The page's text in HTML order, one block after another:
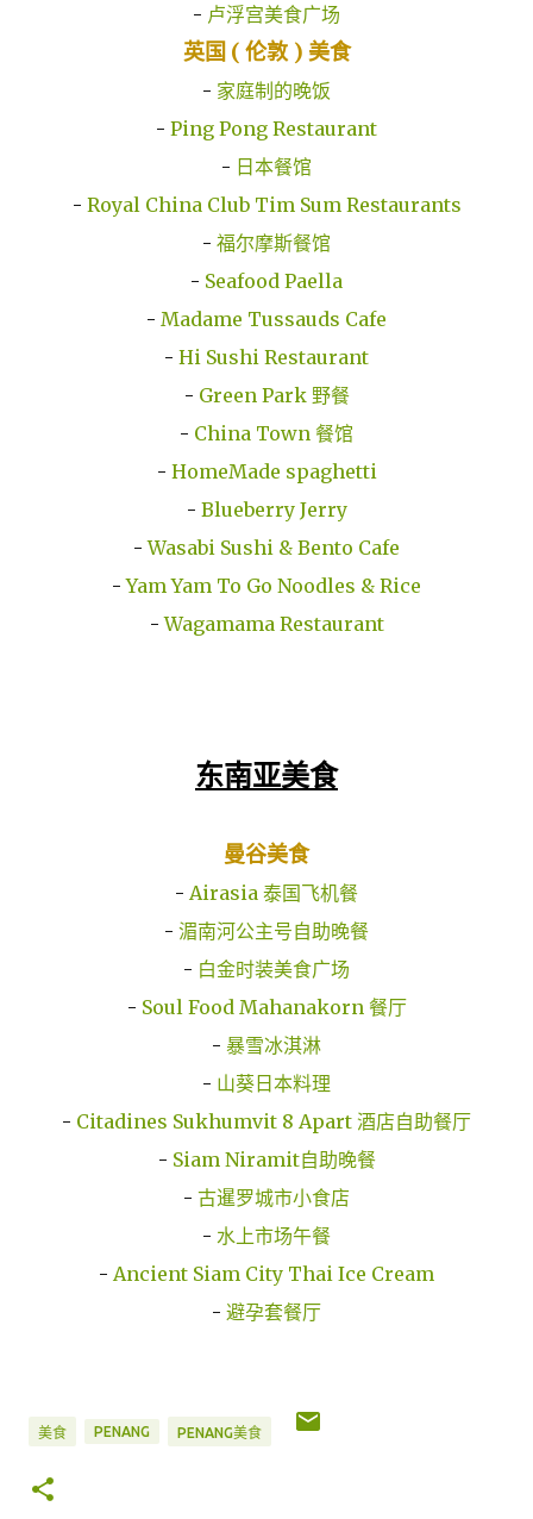
- 卢浮宫美食广场
英国 ( 伦敦 ) 美食
- 家庭制的晚饭
- Ping Pong Restaurant
- 日本餐馆
- Royal China Club Tim Sum Restaurants
- 福尔摩斯餐馆
- Seafood Paella
- Madame Tussauds Cafe
- Hi Sushi Restaurant
- Green Park 野餐
- China Town 餐馆
- HomeMade spaghetti
- Blueberry Jerry
-Wasabi Sushi & Bento Cafe
-Yam Yam To Go Noodles & Rice
-Wagamama Restaurant
东南亚美食
曼谷美食
- Airasia 泰国飞机餐
- 湄南河公主号自助晚餐
- 白金时装美食广场
- Soul Food Mahanakorn 餐厅
- 暴雪冰淇淋
- 山葵日本料理
- Citadines Sukhumvit 8 Apart 酒店自助餐厅
- Siam Niramit自助晚餐
- 古暹罗城市小食店
- 水上市场午餐
- Ancient Siam City Thai Ice Cream
- 避孕套餐厅
美食 PENANG PENANG美食